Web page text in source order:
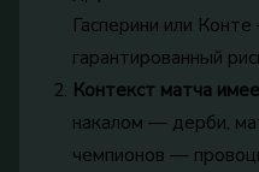
Гасперини или
гарантированный
Контекст матча
накалом — дерби,
чемпионов —